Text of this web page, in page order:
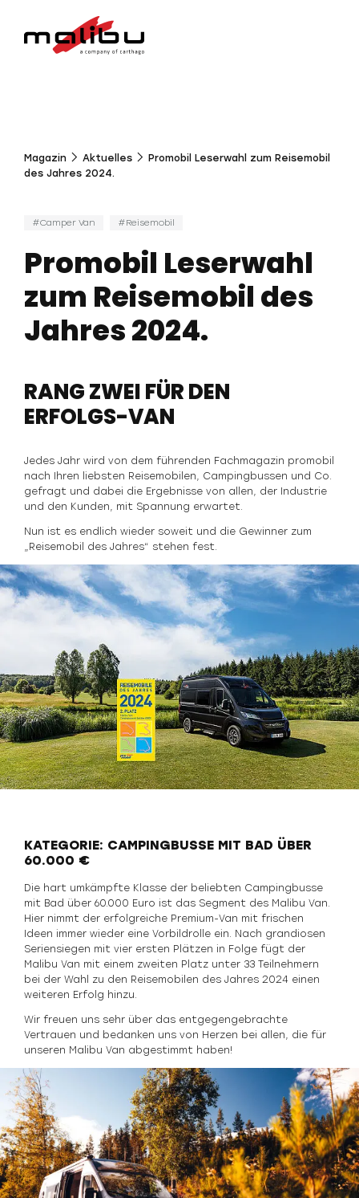
Magazin Aktuelles
Promobil Leserwahl zum Reisemobil
des Jahres 2024.
Camper Van Reisemobil
Promobil Leserwahl
zum Reisemobil des
Jahres 2024.
RANG ZWEI FÜR DEN
ERFOLGS-VAN
Jedes Jahr wird von dem führenden Fachmagazin promobil
nach Ihren liebsten Reisemobilen, Campingbussen und Co.
gefragt und dabei die Ergebnisse von allen, der Industrie
und den Kunden, mit Spannung erwartet.
Nun ist es endlich wieder soweit und die Gewinner zum
„Reisemobil des Jahres“ stehen fest.
KATEGORIE: CAMPINGBUSSE MIT BAD ÜBER
60.000 €
Die hart umkämpfte Klasse der beliebten Campingbusse
mit Bad über 60.000 Euro ist das Segment des Malibu Van.
Hier nimmt der erfolgreiche Premium-Van mit frischen
Ideen immer wieder eine Vorbildrolle ein. Nach grandiosen
Seriensiegen mit vier ersten Plätzen in Folge fügt der
Malibu Van mit einem zweiten Platz unter 33 Teilnehmern
bei der Wahl zu den Reisemobilen des Jahres 2024 einen
weiteren Erfolg hinzu.
Wir freuen uns sehr über das entgegengebrachte
Vertrauen und bedanken uns von Herzen bei allen, die für
unseren Malibu Van abgestimmt haben!